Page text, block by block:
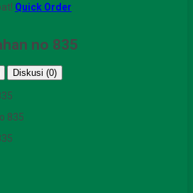
Quick Order
no 835
Diskusi (0)